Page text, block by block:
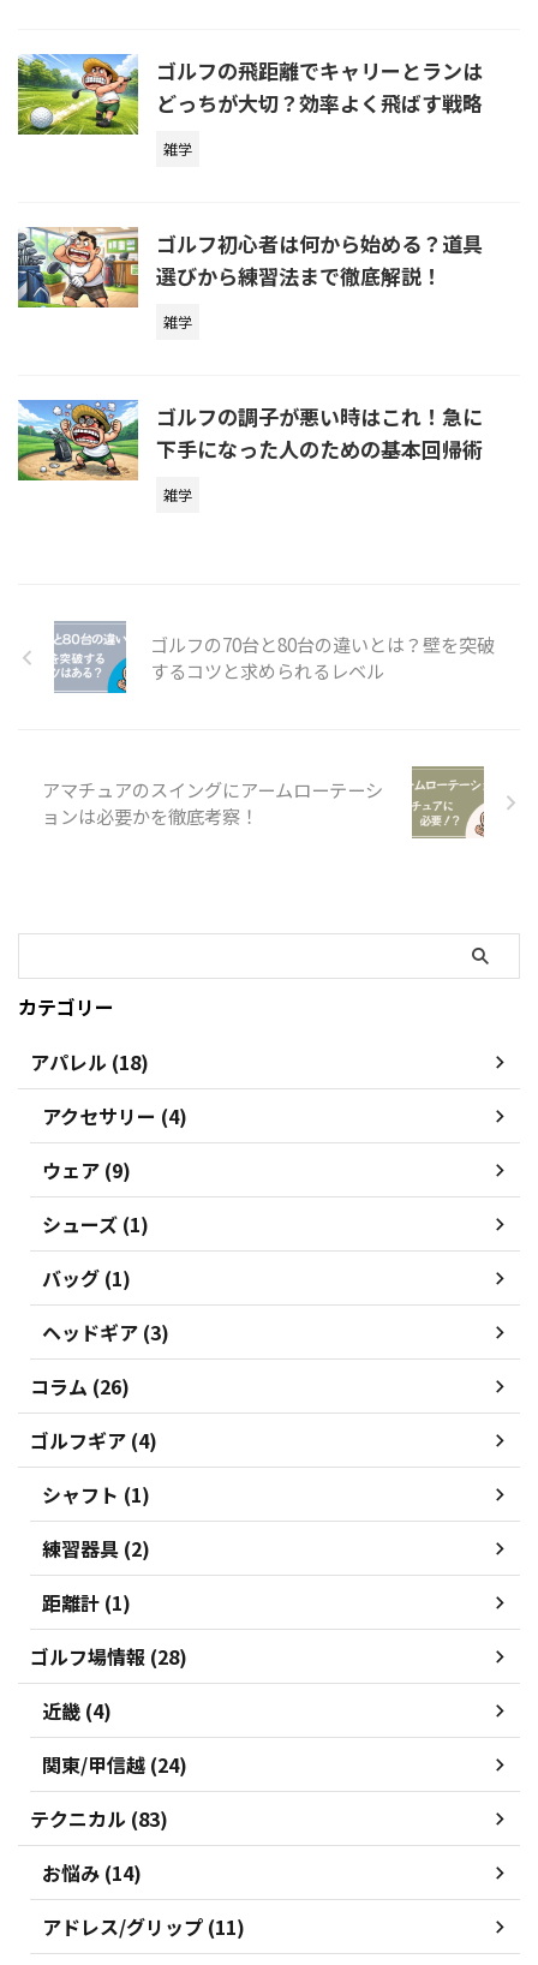
ゴルフの飛距離でキャリーとランは
どっちが大切？効率よく飛ばす戦略
雑学
ゴルフ初心者は何から始める？道具
選びから練習法まで徹底解説！
雑学
ゴルフの調子が悪い時はこれ！急に
下手になった人のための基本回帰術
雑学
ゴルフの70台と80台の違いとは？壁を突破
するコツと求められるレベル
アマチュアのスイングにアームローテーシ
ョンは必要かを徹底考察！
カテゴリー
アパレル (18)
アクセサリー (4)
ウェア (9)
シューズ (1)
バッグ (1)
ヘッドギア (3)
コラム (26)
ゴルフギア (4)
シャフト (1)
練習器具 (2)
距離計 (1)
ゴルフ場情報 (28)
近畿 (4)
関東/甲信越 (24)
テクニカル (83)
お悩み (14)
アドレス/グリップ (11)